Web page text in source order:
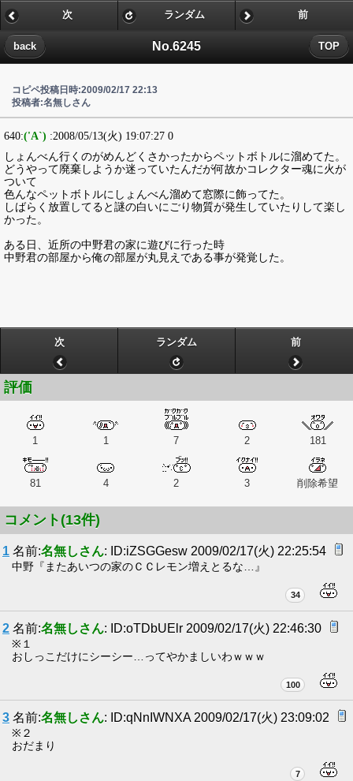
No.6245
back TOP
次 ランダム 前
コピペ投稿日時:2009/02/17 22:13
投稿者:名無しさん
640:('A`) :2008/05/13(火) 19:07:27 0
しょんべん行くのがめんどくさかったからペットボトルに溜めてた。
どうやって廃棄しようか迷っていたんだが何故かコレクター魂に火が
ついて
色んなペットボトルにしょんべん溜めて窓際に飾ってた。
しばらく放置してると謎の白いにごり物質が発生していたりして楽し
かった。
ある日、近所の中野君の家に遊びに行った時
中野君の部屋から俺の部屋が丸見えである事が発覚した。
次 ランダム 前
評価
1 1 7 2 181
81 4 2 3 削除希望
コメント(13件)
1 名前:名無しさん: ID:iZSGGesw 2009/02/17(火) 22:25:54
中野『またあいつの家のＣＣレモン増えとるな…』
34
2 名前:名無しさん: ID:oTDbUElr 2009/02/17(火) 22:46:30
※１
おしっこだけにシーシー…ってやかましいわｗｗｗ
100
3 名前:名無しさん: ID:qNnIWNXA 2009/02/17(火) 23:09:02
※２
おだまり
7